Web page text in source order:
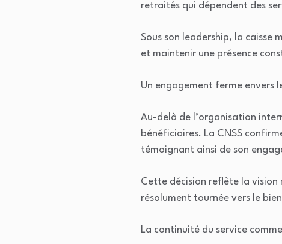
retraités qui dépendent des
Sous son leadership, la caisse
et maintenir une présence
Un engagement ferme envers
Au-delà de l’organisation
bénéficiaires. La CNSS
témoignant ainsi de son
Cette décision reflète la
résolument tournée vers le
La continuité du service